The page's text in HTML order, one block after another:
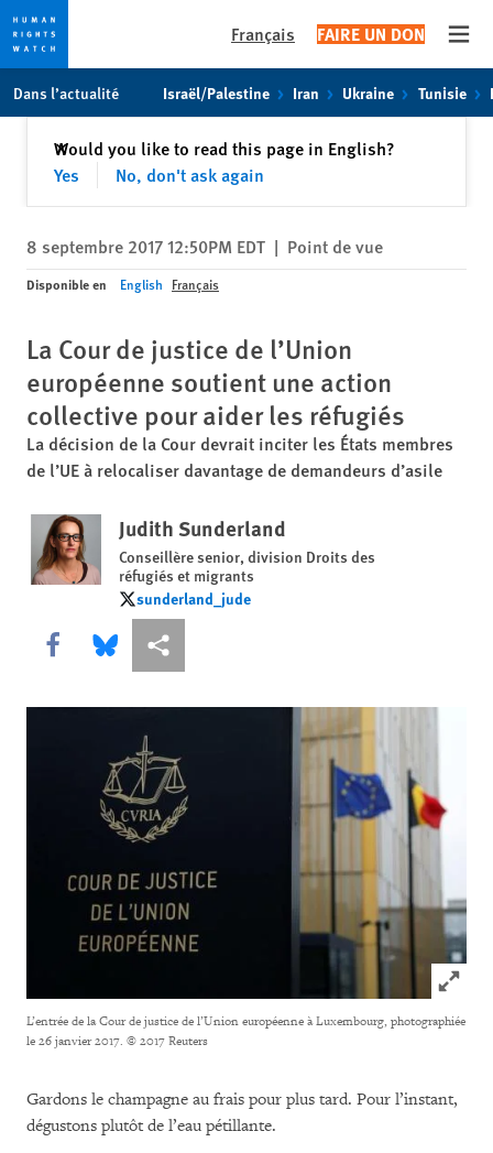
toto
content
Français FAIRE UN DON
Dans l’actualité Israël/Palestine Iran Ukraine Tunisie
Would you like to read this page in English?
Yes
No, don't ask again
✕Fermer
8 septembre 2017 12:50PM EDT | Point de vue
Disponible en English Français
La Cour de justice de l’Union
européenne soutient une action
collective pour aider les réfugiés
La décision de la Cour devrait inciter les États membres
de l’UE à relocaliser davantage de demandeurs d’asile
Judith Sunderland
Conseillère senior, division Droits des
réfugiés et migrants
sunderland_jude
sunderland_jude
Share this via Facebook
Share this via Bluesky
Share this via Partagez
Click
L’entrée de la Cour de justice de l’Union européenne à Luxembourg, photographiée
le 26 janvier 2017. © 2017 Reuters
Gardons le champagne au frais pour plus tard. Pour l’instant,
dégustons plutôt de l’eau pétillante.